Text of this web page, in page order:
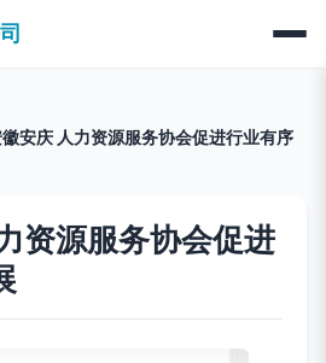
安庆 人力资源服务协会促进行业有序
资源服务协会促进